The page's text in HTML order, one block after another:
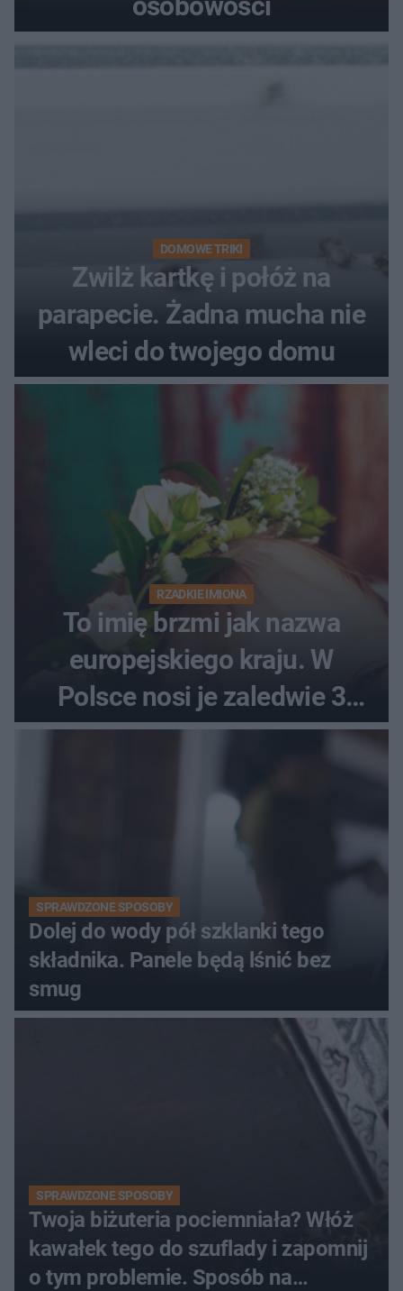
DOMOWE TRIKI
Zwilż kartkę i połóż na
parapecie. Żadna mucha nie
wleci do twojego domu
RZADKIE IMIONA
To imię brzmi jak nazwa
europejskiego kraju. W
Polsce nosi je zaledwie 3
kobiety
SPRAWDZONE SPOSOBY
Dolej do wody pół szklanki tego
składnika. Panele będą lśnić bez
smug
SPRAWDZONE SPOSOBY
Twoja biżuteria pociemniała? Włóż
kawałek tego do szuflady i zapomnij
o tym problemie. Sposób na